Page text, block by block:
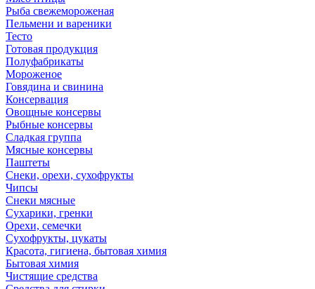
Рыба свежемороженая
Пельмени и вареники
Тесто
Готовая продукция
Полуфабрикаты
Мороженое
Говядина и свинина
Консервация
Овощные консервы
Рыбные консервы
Сладкая группа
Мясные консервы
Паштеты
Снеки, орехи, сухофрукты
Чипсы
Снеки мясные
Сухарики, гренки
Орехи, семечки
Сухофрукты, цукаты
Красота, гигиена, бытовая химия
Бытовая химия
Чистящие средства